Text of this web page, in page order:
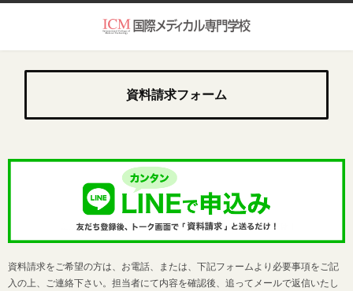
資料請求フォーム
資料請求をご希望の方は、お電話、または、下記フォームより必要事項をご記
入の上、ご連絡下さい。担当者にて内容を確認後、追ってメールで返信いたし